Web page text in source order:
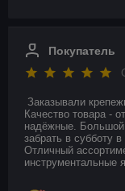
Покупатель
Заказывали
Качество товара -
надёжные.
забрать в субботу
Отличный
инструментальные